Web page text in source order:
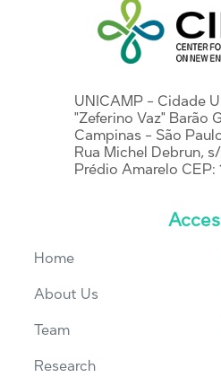
UNICAMP - Cidade
"Zeferino Vaz" Barão
Campinas - São
Rua Michel Debrun,
Prédio Amarelo
Home
About Us
Team
Research